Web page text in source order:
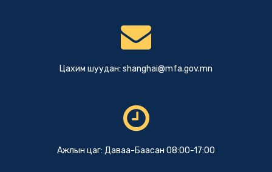
Цахим шуудан: shanghai@mfa.gov.mn
Ажлын цаг: Даваа-Баасан 08:00-17:00